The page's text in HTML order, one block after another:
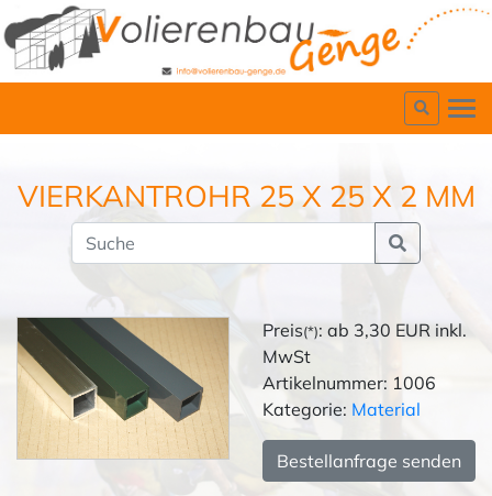
VIERKANTROHR 25 X 25 X 2 MM
Preis(*): ab 3,30 EUR inkl.
MwSt
Artikelnummer: 1006
Kategorie: Material
Bestellanfrage senden